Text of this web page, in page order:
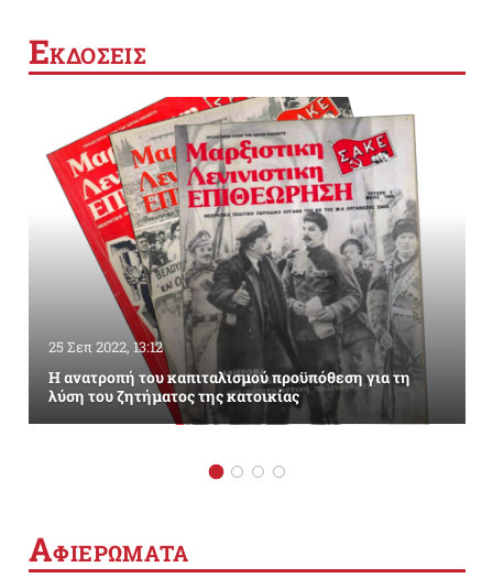
ΕΚΔΟΣΕΙΣ
25 Σεπ 2022, 13:12
Η ανατροπή του καπιταλισμού προϋπόθεση για τη
λύση του ζητήματος της κατοικίας
ΑΦΙΕΡΩΜΑΤΑ